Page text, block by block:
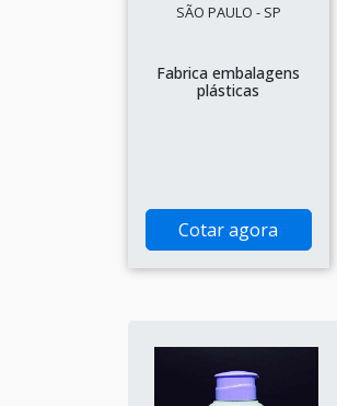
SÃO PAULO - SP
Fabrica embalagens
plásticas
Cotar agora